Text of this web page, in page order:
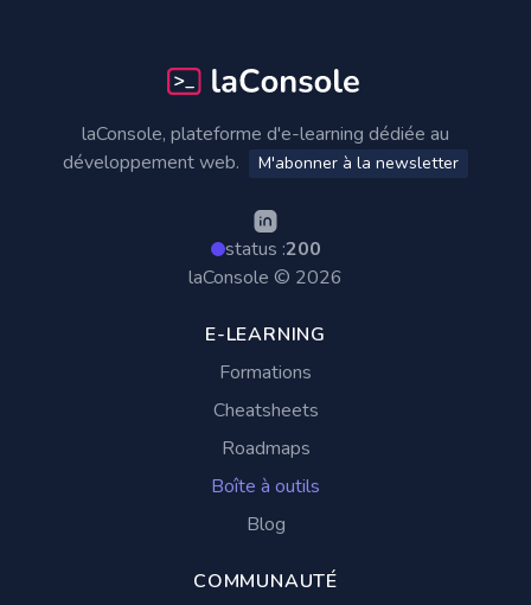
laConsole, plateforme d'e-learning dédiée au
développement web.
M'abonner à la newsletter
status :200
laConsole © 2026
E-LEARNING
Formations
Cheatsheets
Roadmaps
Boîte à outils
Blog
COMMUNAUTÉ